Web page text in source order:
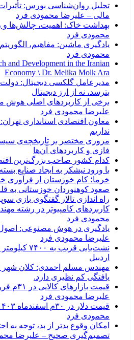
تحلیل روان‌شناسی بورس: تأثیرات
مالی – علیرضا محمودی فرد
بهداشت خاک: اهمیت، چالش‌ها و
محمودی فرد
یادگیری ماشین: مفاهیم،
محمودی فرد
and Development in the Iranian
Economy \ Dr. Melika Molk Ara
مدیرعامل گلکسی دیجیتال:
بترسد، نه از ارز دیجیتال
برخی از کاربردهای اصلی
علیرضا محمودی فرد
معاون اقتصادی استانداری
نداریم
مروری مختصر بر تاریخچه‌ی
فازی و کاربردهای آن‌ها
کدام کشور صاحب بزرگ‌ترین
با ورود نیشکر به ایجاد صنایع
خرما؛ کام خوزستان از فرآوری
صعود کوهنوردان خوزستانی به
راه اندازی تالار گفتگوی بازی
کاربردهای کامپیوتر در رشته
محمودی فرد
یادگیری در هوش مصنوعی:
علیرضا محمودی فرد
نشت‌یابی
اردبیل
مهندس مسلم احمدی: کلان شهر
یافتگی کم نظیری دارد.
علیرضا محمودی فرد
محمودی فرد
امکان وقوع بدتر از بد، توجه
تصمیم‌گیری صحیح – علیرضا